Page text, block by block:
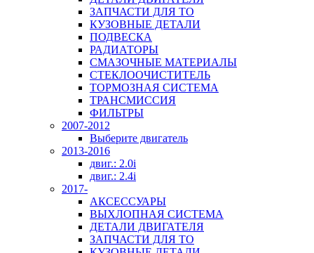
ЗАПЧАСТИ ДЛЯ ТО
КУЗОВНЫЕ ДЕТАЛИ
ПОДВЕСКА
РАДИАТОРЫ
СМАЗОЧНЫЕ МАТЕРИАЛЫ
СТЕКЛООЧИСТИТЕЛЬ
ТОРМОЗНАЯ СИСТЕМА
ТРАНСМИССИЯ
ФИЛЬТРЫ
2007-2012
Выберите двигатель
2013-2016
двиг.: 2.0i
двиг.: 2.4i
2017-
АКСЕССУАРЫ
ВЫХЛОПНАЯ СИСТЕМА
ДЕТАЛИ ДВИГАТЕЛЯ
ЗАПЧАСТИ ДЛЯ ТО